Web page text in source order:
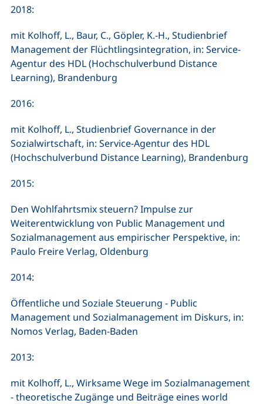
2018:
mit Kolhoff, L., Baur, C., Göpler, K.-H., Studienbrief
Management der Flüchtlingsintegration, in: Service-
Agentur des HDL (Hochschulverbund Distance
Learning), Brandenburg
2016:
mit Kolhoff, L., Studienbrief Governance in der
Sozialwirtschaft, in: Service-Agentur des HDL
(Hochschulverbund Distance Learning), Brandenburg
2015:
Den Wohlfahrtsmix steuern? Impulse zur
Weiterentwicklung von Public Management und
Sozialmanagement aus empirischer Perspektive, in:
Paulo Freire Verlag, Oldenburg
2014:
Öffentliche und Soziale Steuerung - Public
Management und Sozialmanagement im Diskurs, in:
Nomos Verlag, Baden-Baden
2013:
mit Kolhoff, L., Wirksame Wege im Sozialmanagement
- theoretische Zugänge und Beiträge eines world